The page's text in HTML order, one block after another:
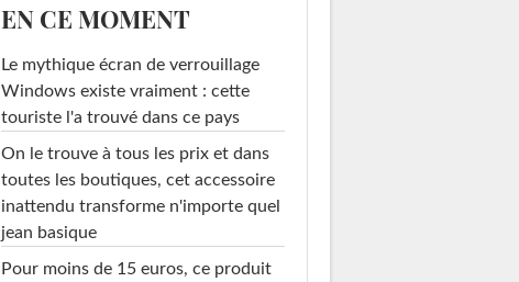
EN CE MOMENT
Le mythique écran de verrouillage
Windows existe vraiment : cette
touriste l'a trouvé dans ce pays
On le trouve à tous les prix et dans
toutes les boutiques, cet accessoire
inattendu transforme n'importe quel
jean basique
Pour moins de 15 euros, ce produit